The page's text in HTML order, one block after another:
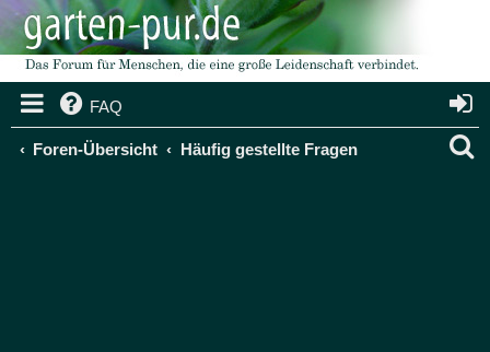
FAQ
Foren-Übersicht Häufig gestellte Fragen